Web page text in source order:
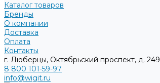
Каталог товаров
Бренды
О компании
Доставка
Оплата
Контакты
г. Люберцы, Октябрьский проспект, д. 249
8 800 101-59-97
info@wigit.ru